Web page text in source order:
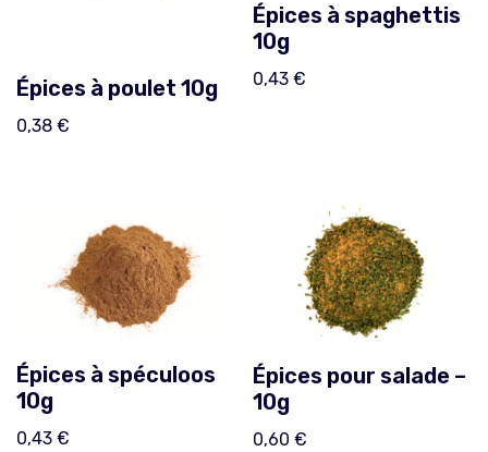
Épices à poulet 10g
0,38 €
Épices à spaghettis
10g
0,43€
Épices à spéculoos
10g
0,43 €
Épices pour salade –
10g
0,60€